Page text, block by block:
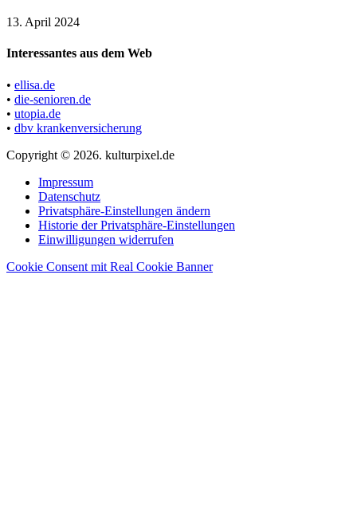
13. April 2024
Interessantes aus dem Web
• ellisa.de
• die-senioren.de
• utopia.de
• dbv krankenversicherung
Copyright © 2026. kulturpixel.de
Impressum
Datenschutz
Privatsphäre-Einstellungen ändern
Historie der Privatsphäre-Einstellungen
Einwilligungen widerrufen
Cookie Consent mit Real Cookie Banner